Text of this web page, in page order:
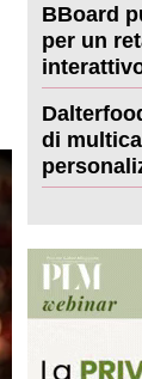
BBoard
per un
di